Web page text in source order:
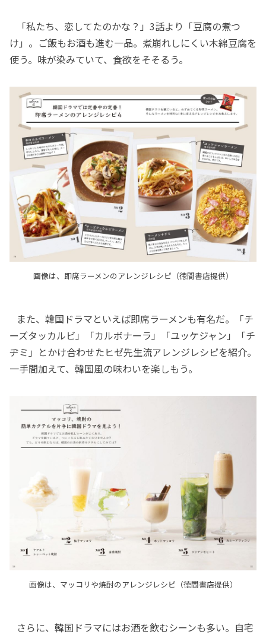
「私たち、恋してたのかな？」3話より「豆腐の煮つ
け」。ご飯もお酒も進む一品。煮崩れしにくい木綿豆腐を
使う。味が染みていて、食欲をそそるう。
画像は、即席ラーメンのアレンジレシピ（徳間書店提供）
また、韓国ドラマといえば即席ラーメンも有名だ。「チ
ーズタッカルビ」「カルボナーラ」「ユッケジャン」「チ
ヂミ」とかけ合わせたヒゼ先生流アレンジレシピを紹介。
一手間加えて、韓国風の味わいを楽しもう。
画像は、マッコリや焼酎のアレンジレシピ（徳間書店提供）
さらに、韓国ドラマにはお酒を飲むシーンも多い。自宅